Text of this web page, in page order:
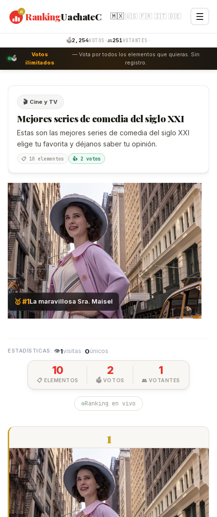
#1 RankingUachateC 🇲🇽🇺🇸 🇫🇷 🇮🇹 🇩🇪 ☰
Emprende
Negocio
Productos
Turismo
English
🗳️2,254VOTOS ·👥251VOTANTES ·
🗳️
Votos
ilimitados
— Vota por todos los elementos que quieras. Sin
registro.
🎬 Cine y TV
Mejores series de comedia del siglo XXI
Estas son las mejores series de comedia del siglo XXI
elige tu favorita y déjanos saber tu opinión.
📋 10 elementos 👍 2 votos
🥇 #1La maravillosa Sra. Maisel
👁1visitas · 0únicos
10
📋 ELEMENTOS
2
🗳️ VOTOS
1
👥 VOTANTES
Ranking en vivo
1